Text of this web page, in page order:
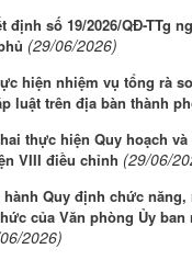
định số 19/2026/QĐ-TTg
(29/06/2026)
hiện nhiệm vụ tổng rà
luật trên địa bàn thành
thực hiện Quy hoạch
VIII điều chỉnh (29/06/
Quy định chức năng,
của Văn phòng Ủy ban
2026)